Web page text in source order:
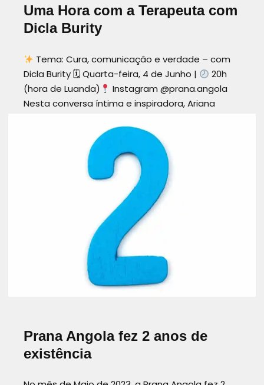
Uma Hora com a Terapeuta com
Dicla Burity
Tema: Cura, comunicação e verdade – com
Dicla Burity 🗓 Quarta-feira, 4 de Junho |
20h
(hora de Luanda)
Instagram @prana.angola
Nesta conversa íntima e inspiradora, Ariana
comunicadora 360 e mulher de…
COMUNICAÇÃOCONSCIENTE
DESPERTARDACONSCIÊNCIA
DESPERTARINTERIOR
MÉTODOPRANA
TODOSPRECISAMOSDECURA
Prana Angola fez 2 anos de
existência